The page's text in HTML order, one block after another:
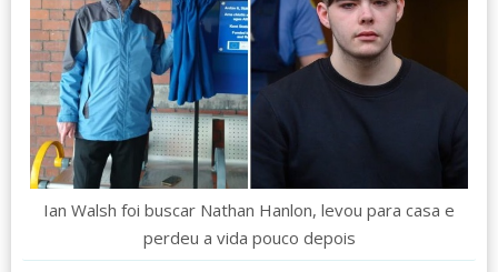
Ian Walsh foi buscar Nathan Hanlon, levou para casa e
perdeu a vida pouco depois